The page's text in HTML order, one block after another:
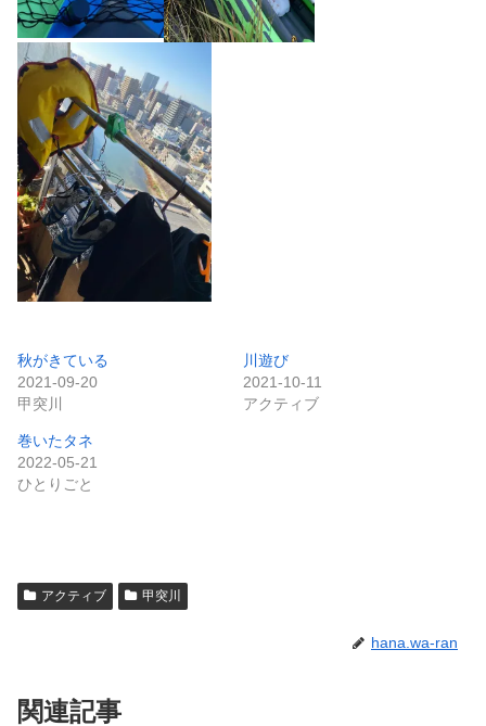
秋がきている
2021-09-20
甲突川
川遊び
2021-10-11
アクティブ
巻いたタネ
2022-05-21
ひとりごと
アクティブ 甲突川
hana.wa-ran
関連記事